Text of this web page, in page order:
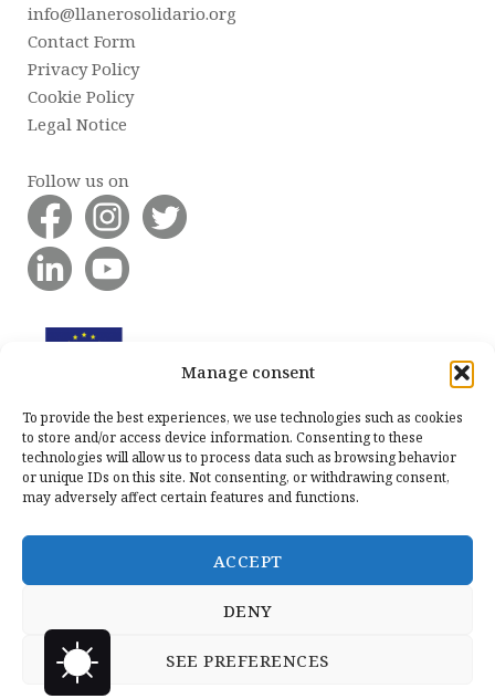
Manage consent
To provide the best experiences, we use technologies such as cookies
to store and/or access device information. Consenting to these
technologies will allow us to process data such as browsing behavior
or unique IDs on this site. Not consenting, or withdrawing consent,
may adversely affect certain features and functions.
ACCEPT
DENY
SEE PREFERENCES
info@llanerosolidario.org
Contact Form
Privacy Policy
Cookie Policy
Legal Notice
Follow us on